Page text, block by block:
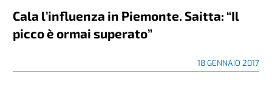
Cala l’influenza in Piemonte. Saitta: “Il
picco è ormai superato”
18 GENNAIO 2017